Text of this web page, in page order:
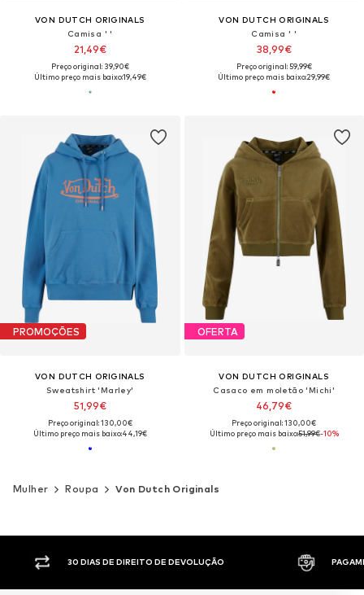
VON DUTCH ORIGINALS
Camisa ' '
21,49€
Preço original: 39,90€
Último preço mais baixo:19,49€
VON DUTCH ORIGINALS
Camisa ' '
38,99€
Preço original: 59,99€
Último preço mais baixo:29,99€
PROMOÇÕES
VON DUTCH ORIGINALS
Sweatshirt 'Marley'
51,99€
Preço original: 130,00€
Último preço mais baixo:44,19€
OFERTA
VON DUTCH ORIGINALS
Casaco em moletão 'Michi'
46,79€
Preço original: 130,00€
Último preço mais baixo:51,99€-10%
Mulher Roupa Von Dutch Originals
DE DEVOLUÇÃO PAGAMENTO À COBRANÇA